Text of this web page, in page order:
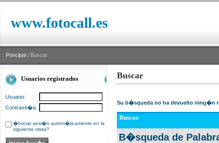
www.fotocall.es
Principal / Buscar
Usuarios registrados
Usuario:
Contrase�a:
�Iniciar sesi�n autom�ticamente en la
siguiente visita?
Buscar
Su b�squeda no ha devuelto ning�n
Buscar
B�squeda de